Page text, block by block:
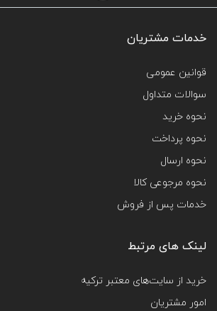
خدمات مشتریان
قوانین عمومی
سوالات متداول
نحوه خرید
نحوه پرداخت
نحوه ارسال
نحوه مرجوعی کالا
خدمات پس از فروش
لینک های مرتبط
خرید از سایت‌های معتبر ترکیه
امور مشتریان